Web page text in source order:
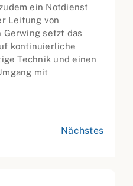
ein Notdienst
Leitung von
setzt das
kontinuierliche
Technik und einen
mit
Nächstes